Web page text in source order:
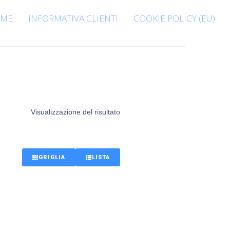
INFORMATIVA CLIENTI COOKIE POLICY (EU)
Visualizzazione del risultato
GRIGLIA LISTA